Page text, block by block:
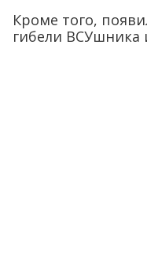
Кроме того,
гибели ВСУшника